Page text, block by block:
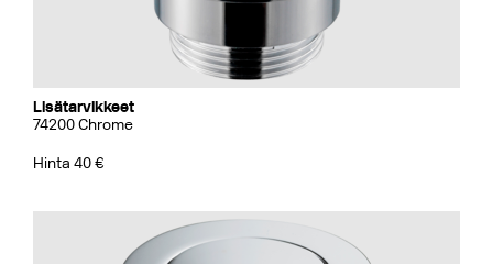
Lisätarvikkeet
74200 Chrome
Hinta 40 €